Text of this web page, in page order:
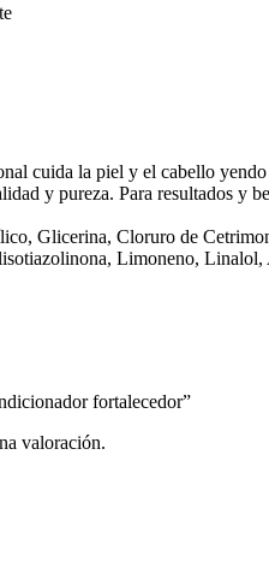
cuida la piel y el cabello
y pureza. Para resultados y
Glicerina, Cloruro de
Limoneno,
fortalecedor”
valoración.